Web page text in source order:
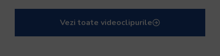
Vezi toate videoclipurile